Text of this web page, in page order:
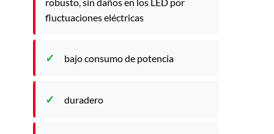
fluctuaciones eléctricas
bajo consumo de potencia
duradero